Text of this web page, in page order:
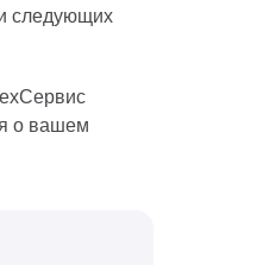
следующих
о вашем